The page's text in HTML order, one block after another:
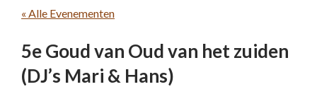
« Alle Evenementen
5e Goud van Oud van het zuiden
(DJ’s Mari & Hans)